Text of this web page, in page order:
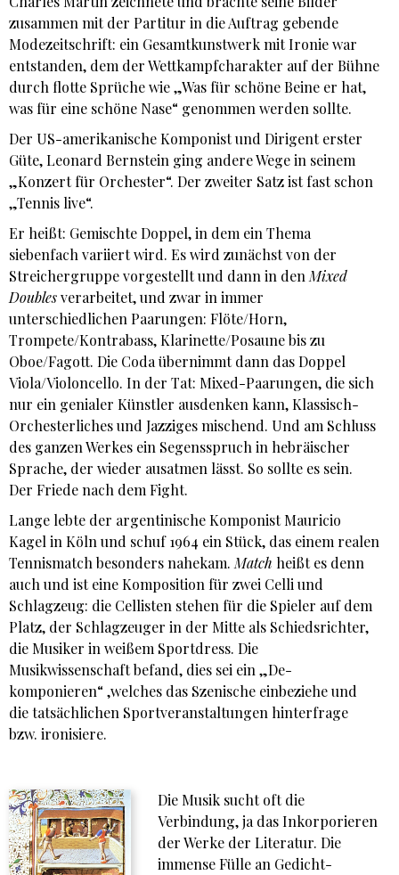
zusammen mit der Partitur in die Auftrag gebende
Modezeitschrift: ein Gesamtkunstwerk mit Ironie war
entstanden, dem der Wettkampfcharakter auf der Bühne
durch flotte Sprüche wie „Was für schöne Beine er hat,
was für eine schöne Nase“ genommen werden sollte.
Der US-amerikanische Komponist und Dirigent erster
Güte, Leonard Bernstein ging andere Wege in seinem
„Konzert für Orchester“. Der zweiter Satz ist fast schon
„Tennis live“.
Er heißt: Gemischte Doppel, in dem ein Thema
siebenfach variiert wird. Es wird zunächst von der
Streichergruppe vorgestellt und dann in denMixed
Doublesverarbeitet, und zwar in immer
unterschiedlichen Paarungen: Flöte/Horn,
Trompete/Kontrabass, Klarinette/Posaune bis zu
Oboe/Fagott. Die Coda übernimmt dann das Doppel
Viola/Violoncello. In der Tat: Mixed-Paarungen, die sich
nur ein genialer Künstler ausdenken kann, Klassisch-
Orchesterliches und Jazziges mischend. Und am Schluss
des ganzen Werkes ein Segensspruch in hebräischer
Sprache, der wieder ausatmen lässt. So sollte es sein.
Der Friede nach dem Fight.
Lange lebte der argentinische Komponist Mauricio
Kagel in Köln und schuf 1964 ein Stück, das einem realen
Tennismatch besonders nahekam.Match heißt es denn
auch und ist eine Komposition für zwei Celli und
Schlagzeug: die Cellisten stehen für die Spieler auf dem
Platz, der Schlagzeuger in der Mitte als Schiedsrichter,
die Musiker in weißem Sportdress. Die
Musikwissenschaft befand, dies sei ein „De-
komponieren“ ,welches das Szenische einbeziehe und
die tatsächlichen Sportveranstaltungen hinterfrage
bzw. ironisiere.
Die Musik sucht oft die
Verbindung, ja das Inkorporieren
der Werke der Literatur. Die
immense Fülle an Gedicht-